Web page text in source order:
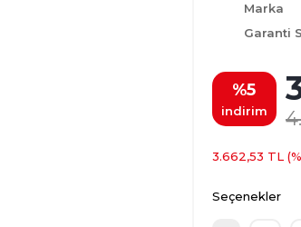
Marka
Garanti
%5
indirim
3.662,53 TL
Seçenekler